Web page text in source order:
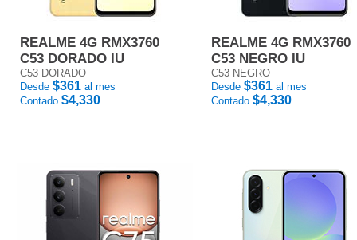
REALME 4G RMX3760
C53 DORADO IU
C53 DORADO
Desde $361 al mes
Contado $4,330
REALME 4G RMX3760
C53 NEGRO IU
C53 NEGRO
Desde $361 al mes
Contado $4,330